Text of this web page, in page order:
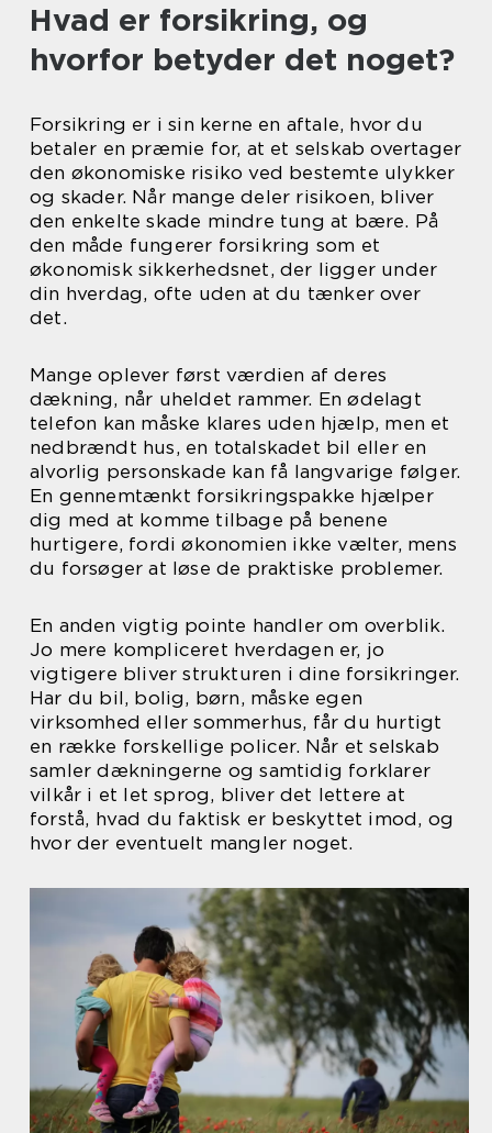
Hvad er forsikring, og
hvorfor betyder det noget?
Forsikring er i sin kerne en aftale, hvor du
betaler en præmie for, at et selskab overtager
den økonomiske risiko ved bestemte ulykker
og skader. Når mange deler risikoen, bliver
den enkelte skade mindre tung at bære. På
den måde fungerer forsikring som et
økonomisk sikkerhedsnet, der ligger under
din hverdag, ofte uden at du tænker over
det.
Mange oplever først værdien af deres
dækning, når uheldet rammer. En ødelagt
telefon kan måske klares uden hjælp, men et
nedbrændt hus, en totalskadet bil eller en
alvorlig personskade kan få langvarige følger.
En gennemtænkt forsikringspakke hjælper
dig med at komme tilbage på benene
hurtigere, fordi økonomien ikke vælter, mens
du forsøger at løse de praktiske problemer.
En anden vigtig pointe handler om overblik.
Jo mere kompliceret hverdagen er, jo
vigtigere bliver strukturen i dine forsikringer.
Har du bil, bolig, børn, måske egen
virksomhed eller sommerhus, får du hurtigt
en række forskellige policer. Når et selskab
samler dækningerne og samtidig forklarer
vilkår i et let sprog, bliver det lettere at
forstå, hvad du faktisk er beskyttet imod, og
hvor der eventuelt mangler noget.